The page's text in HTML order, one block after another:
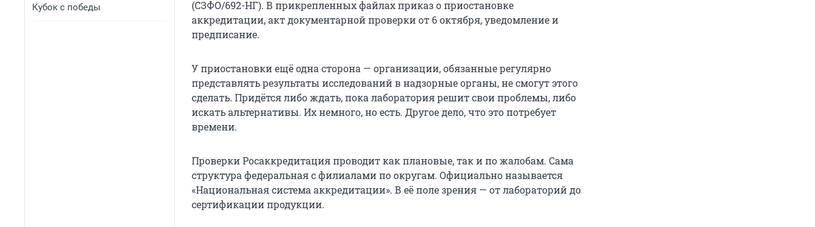
Кубок с победы
(СЗФО/692-НГ). В прикрепленных файлах приказ о приостановке
аккредитации, акт документарной проверки от 6 октября, уведомление и
предписание.
У приостановки ещё одна сторона — организации, обязанные регулярно
представлять результаты исследований в надзорные органы, не смогут этого
сделать. Придётся либо ждать, пока лаборатория решит свои проблемы, либо
искать альтернативы. Их немного, но есть. Другое дело, что это потребует
времени.
Проверки Росаккредитация проводит как плановые, так и по жалобам. Сама
структура федеральная с филиалами по округам. Официально называется
«Национальная система аккредитации». В её поле зрения — от лабораторий до
сертификации продукции.